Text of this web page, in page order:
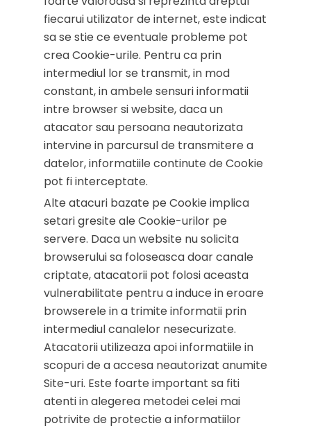
fiecarui utilizator de internet, este indicat
sa se stie ce eventuale probleme pot
crea Cookie-urile. Pentru ca prin
intermediul lor se transmit, in mod
constant, in ambele sensuri informatii
intre browser si website, daca un
atacator sau persoana neautorizata
intervine in parcursul de transmitere a
datelor, informatiile continute de Cookie
pot fi interceptate.
Alte atacuri bazate pe Cookie implica
setari gresite ale Cookie-urilor pe
servere. Daca un website nu solicita
browserului sa foloseasca doar canale
criptate, atacatorii pot folosi aceasta
vulnerabilitate pentru a induce in eroare
browserele in a trimite informatii prin
intermediul canalelor nesecurizate.
Atacatorii utilizeaza apoi informatiile in
scopuri de a accesa neautorizat anumite
Site-uri. Este foarte important sa fiti
atenti in alegerea metodei celei mai
potrivite de protectie a informatiilor